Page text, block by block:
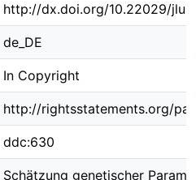
http://dx.doi.org/10.22029/
de_DE
In Copyright
http://rightsstatements.org/
ddc:630
Schätzung genetischer